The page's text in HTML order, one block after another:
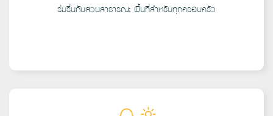
ร่มรื่นกับสวนสาธารณะ พื้นที่สำหรับทุกครอบครัว